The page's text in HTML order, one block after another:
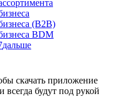
(B2B)
BDM
дальше
скачать приложение
всегда будут под рукой